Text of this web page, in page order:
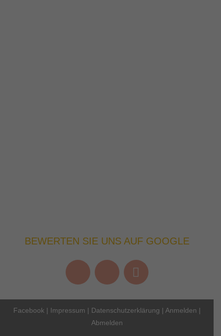
BEWERTEN SIE UNS AUF GOOGLE
Facebook | Impressum | Datenschutzerklärung | Anmelden |
Abmelden